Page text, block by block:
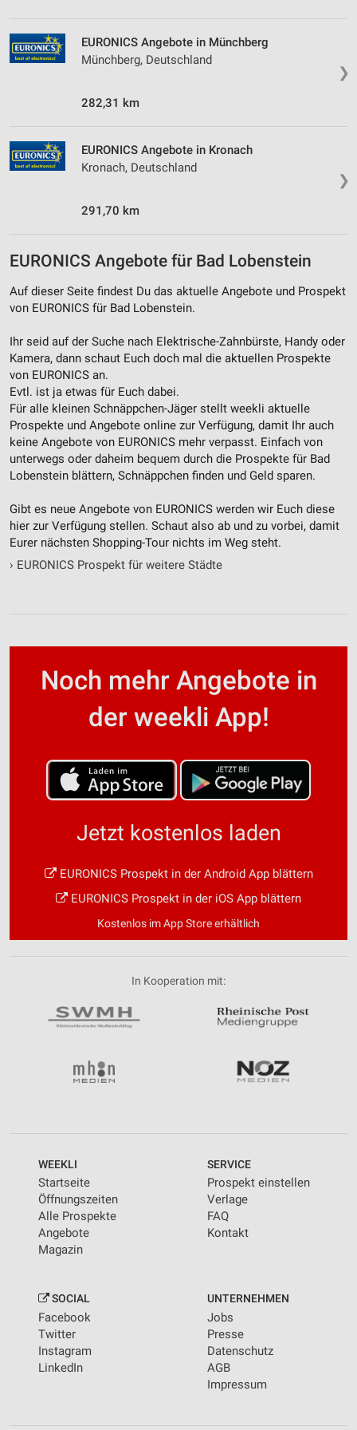
❯
EURONICS Angebote in Münchberg
Münchberg, Deutschland
282,31 km
❯
EURONICS Angebote in Kronach
Kronach, Deutschland
291,70 km
EURONICS Angebote für Bad Lobenstein
Auf dieser Seite findest Du das aktuelle Angebote und Prospekt
von EURONICS für Bad Lobenstein.
Ihr seid auf der Suche nach Elektrische-Zahnbürste, Handy oder
Kamera, dann schaut Euch doch mal die aktuellen Prospekte
von EURONICS an.
Evtl. ist ja etwas für Euch dabei.
Für alle kleinen Schnäppchen-Jäger stellt weekli aktuelle
Prospekte und Angebote online zur Verfügung, damit Ihr auch
keine Angebote von EURONICS mehr verpasst. Einfach von
unterwegs oder daheim bequem durch die Prospekte für Bad
Lobenstein blättern, Schnäppchen finden und Geld sparen.
Gibt es neue Angebote von EURONICS werden wir Euch diese
hier zur Verfügung stellen. Schaut also ab und zu vorbei, damit
Eurer nächsten Shopping-Tour nichts im Weg steht.
› EURONICS Prospekt für weitere Städte
Noch mehr Angebote in
der weekli App!
Jetzt kostenlos laden
EURONICS Prospekt in der Android App blättern
EURONICS Prospekt in der iOS App blättern
Kostenlos im App Store erhältlich
In Kooperation mit:
WEEKLI
Startseite
Öffnungszeiten
Alle Prospekte
Angebote
Magazin
SERVICE
Prospekt einstellen
Verlage
FAQ
Kontakt
SOCIAL
Facebook
Twitter
Instagram
LinkedIn
UNTERNEHMEN
Jobs
Presse
Datenschutz
AGB
Impressum
Quellen
Verwendung reduzierter Daten zur Auswahl von
IAB-Besonderheiten:
Verwendung genauer Standortdaten
Geräte anhand von aktiv angeforderten
Informationen identifizieren
Notwendig
Performance
Funktional
Werbung